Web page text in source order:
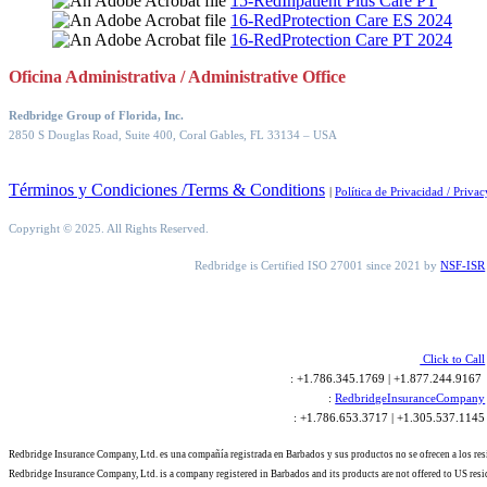
16-RedProtection Care ES 2024
16-RedProtection Care PT 2024
Oficina Administrativa / Administrative Office
Redbridge Group of Florida, Inc.
2850 S Douglas Road, Suite 400, Coral Gables, FL 33134 – USA
Términos y Condiciones /Terms & Conditions | Política de Privacidad /
Copyright © 2025. All Rights Reserved.
Redbridge is Certified ISO 27001 since 2021 byNSF-ISR
Click to Call
: +1.786.345.1769 | +1.877.244.9167
:RedbridgeInsuranceCompany
: +1.786.653.3717 | +1.305.537.1145
Redbridge Insurance Company, Ltd. es una compañía registrada en Barbados y sus productos no se ofrecen a los
Redbridge Insurance Company, Ltd. is a company registered in Barbados and its products are not offered to US